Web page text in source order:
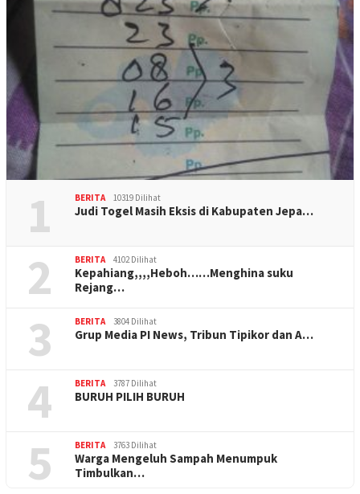
1 BERITA 10319 Dilihat
Judi Togel Masih Eksis di Kabupaten Jepa…
2 BERITA 4102 Dilihat
Kepahiang,,,,Heboh……Menghina suku
Rejang…
3 BERITA 3804 Dilihat
Grup Media PI News, Tribun Tipikor dan A…
4 BERITA 3787 Dilihat
BURUH PILIH BURUH
5 BERITA 3763 Dilihat
Warga Mengeluh Sampah Menumpuk
Timbulkan…